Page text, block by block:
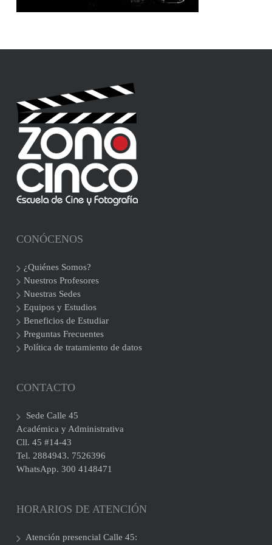
CONÓCENOS
¿Quiénes Somos?
Nuestros Profesores
Nuestras Sedes
Equipos y Estudios
Beneficios de Estudiar
Preguntas Frecuentes
Política de tratamiento de datos
CONTACTO
Sede Calle 45
Académica y Administrativa
Cll. 45 #14-43
Tel. 2884943. 7526396
WhatsApp. 300 4148471
HORARIOS DE ATENCIÓN
Atención presencial Calle 45: